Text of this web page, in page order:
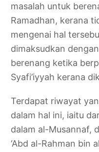
masalah untuk
Ramadhan, kerana
mengenai hal
dimaksudkan
berenang ketika
Syafi’iyyah kerana
Terdapat riwayat
dalam hal ini, iaitu
dalam al-Musannaf,
‘Abd al-Rahman bin